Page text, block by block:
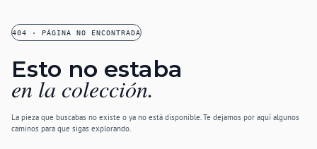
404 · PÁGINA NO ENCONTRADA
Esto no estaba
en la colección.
La pieza que buscabas no existe o ya no está disponible. Te dejamos por aquí algunos
caminos para que sigas explorando.